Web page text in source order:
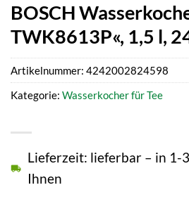
BOSCH
TWK8613P«, 1,5 l,
Lieferzeit: lieferbar – in 1-
Ihnen
Artikelnummer: 4242002824598
Kategorie: Wasserkocher für Tee